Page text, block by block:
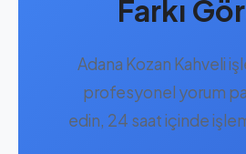
Farkı
Adana Kozan Kahveli
profesyonel yorum
edin, 24 saat içinde